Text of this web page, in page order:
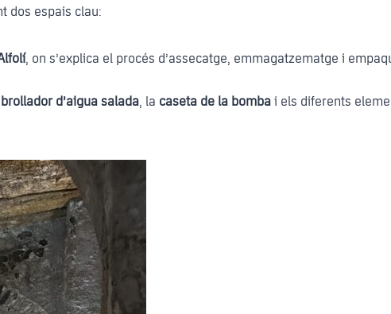
dos espais clau:
, on s’explica el procés d’assecatge, emmagatzematge i
brollador d’aigua salada, la caseta de la bomba i els diferents